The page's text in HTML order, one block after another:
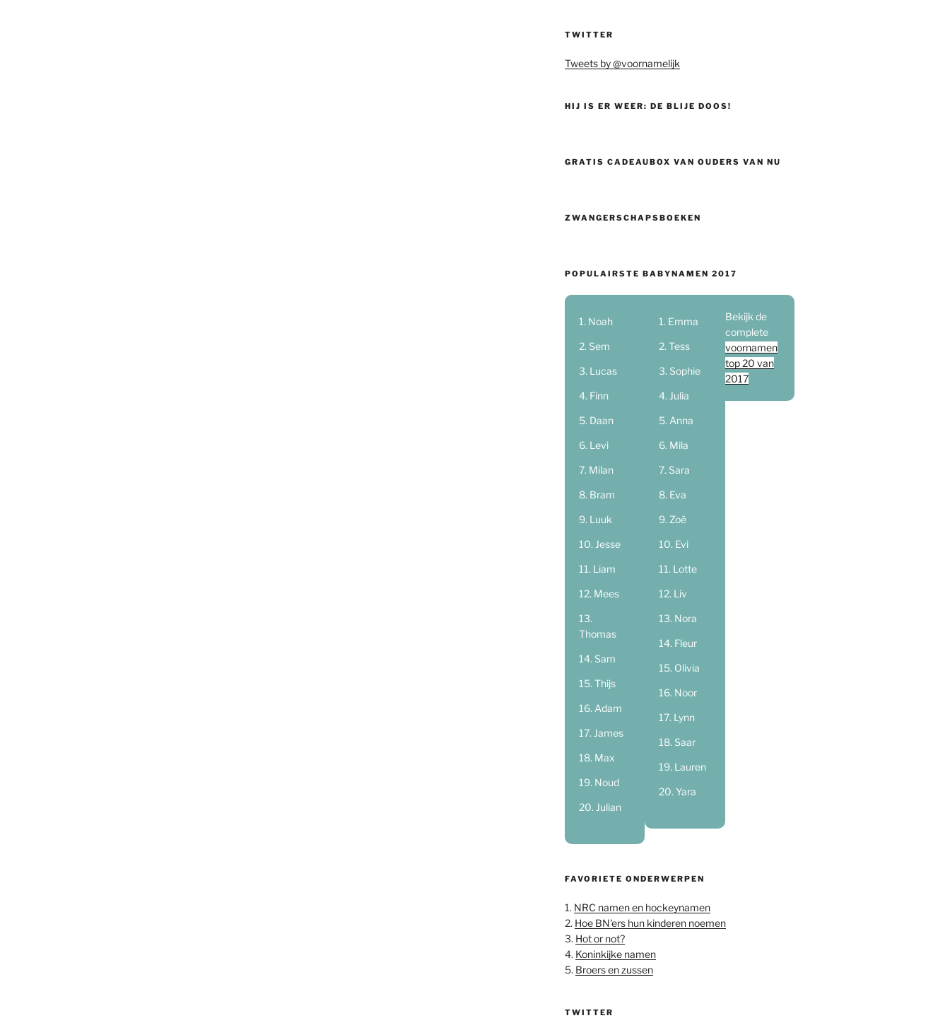
TWITTER
Tweets by @voornamelijk
HIJ IS ER WEER: DE BLIJE DOOS!
GRATIS CADEAUBOX VAN OUDERS VAN NU
ZWANGERSCHAPSBOEKEN
POPULAIRSTE BABYNAMEN 2017
Noah
Sem
Lucas
Finn
Daan
Levi
Milan
Bram
Luuk
Jesse
Liam
Mees
Thomas
Sam
Thijs
Adam
James
Max
Noud
Julian
Emma
Tess
Sophie
Julia
Anna
Mila
Sara
Eva
Zoë
Evi
Lotte
Liv
Nora
Fleur
Olivia
Noor
Lynn
Saar
Lauren
Yara
Bekijk de
complete
voornamen
top 20 van
2017
FAVORIETE ONDERWERPEN
1. NRC namen en hockeynamen
2. Hoe BN'ers hun kinderen noemen
3. Hot or not?
4. Koninkijke namen
5. Broers en zussen
TWITTER